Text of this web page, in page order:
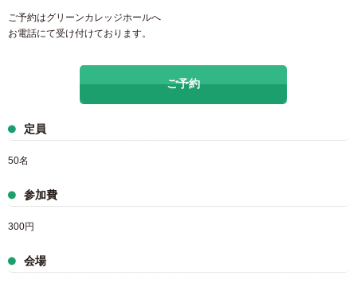
ご予約はグリーンカレッジホールへ
お電話にて受け付けております。
ご予約
定員
50名
参加費
300円
会場